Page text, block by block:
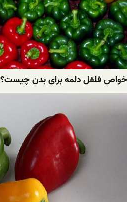
خواص فلفل دلمه برای بدن چیست؟